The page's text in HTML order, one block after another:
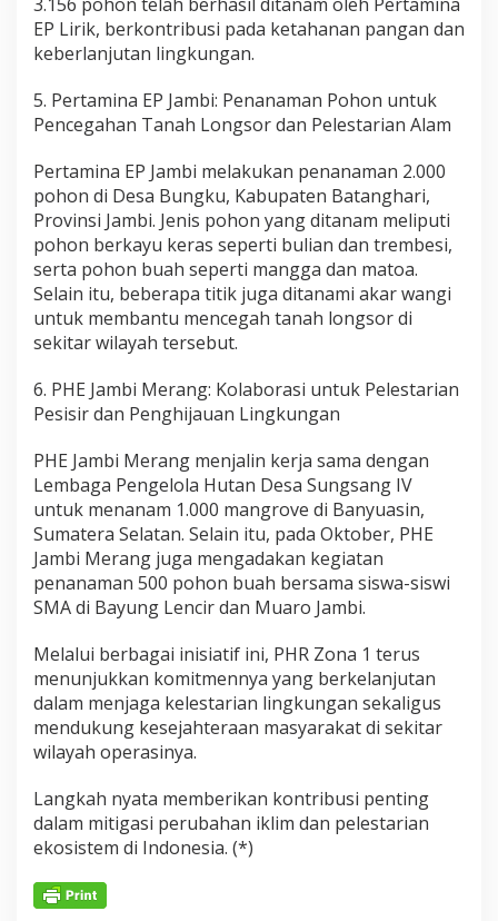
EP Lirik, berkontribusi pada ketahanan pangan dan
keberlanjutan lingkungan.
5. Pertamina EP Jambi: Penanaman Pohon untuk
Pencegahan Tanah Longsor dan Pelestarian Alam
Pertamina EP Jambi melakukan penanaman 2.000
pohon di Desa Bungku, Kabupaten Batanghari,
Provinsi Jambi. Jenis pohon yang ditanam meliputi
pohon berkayu keras seperti bulian dan trembesi,
serta pohon buah seperti mangga dan matoa.
Selain itu, beberapa titik juga ditanami akar wangi
untuk membantu mencegah tanah longsor di
sekitar wilayah tersebut.
6. PHE Jambi Merang: Kolaborasi untuk Pelestarian
Pesisir dan Penghijauan Lingkungan
PHE Jambi Merang menjalin kerja sama dengan
Lembaga Pengelola Hutan Desa Sungsang IV
untuk menanam 1.000 mangrove di Banyuasin,
Sumatera Selatan. Selain itu, pada Oktober, PHE
Jambi Merang juga mengadakan kegiatan
penanaman 500 pohon buah bersama siswa-siswi
SMA di Bayung Lencir dan Muaro Jambi.
Melalui berbagai inisiatif ini, PHR Zona 1 terus
menunjukkan komitmennya yang berkelanjutan
dalam menjaga kelestarian lingkungan sekaligus
mendukung kesejahteraan masyarakat di sekitar
wilayah operasinya.
Langkah nyata memberikan kontribusi penting
dalam mitigasi perubahan iklim dan pelestarian
ekosistem di Indonesia. (*)